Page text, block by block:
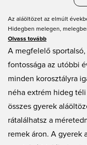
Az aláöltözet az elmúlt
Hidegben melegen,
támogatásra van szükséged
aláöltözetet! Üdvözlünk a
Olvass tovább
A megfelelő
fontossága az utóbbi
minden korosztályra
néha extrém hideg
összes gyerek
rátalálhatsz a
remek áron. A gyerek